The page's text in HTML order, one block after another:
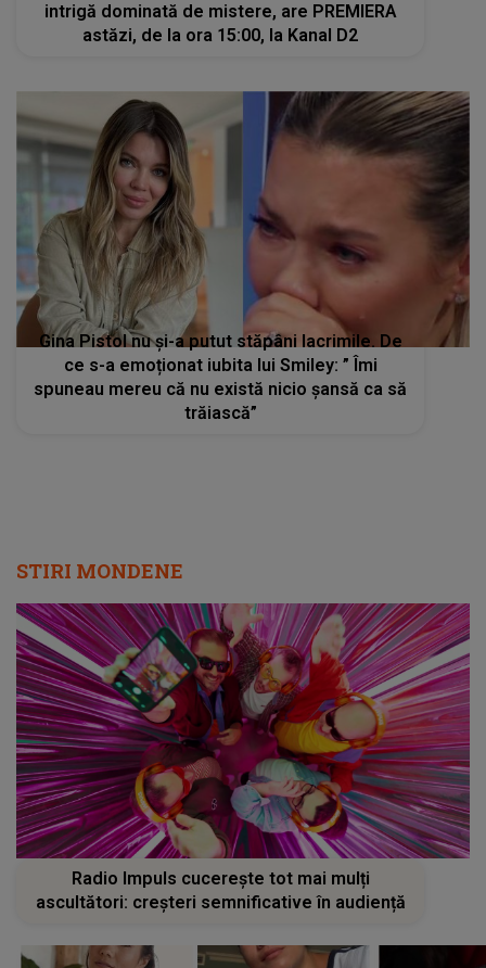
intrigă dominată de mistere, are PREMIERA
astăzi, de la ora 15:00, la Kanal D2
Gina Pistol nu și-a putut stăpâni lacrimile. De
ce s-a emoționat iubita lui Smiley: ” Îmi
spuneau mereu că nu există nicio șansă ca să
trăiască”
STIRI MONDENE
Radio Impuls cucerește tot mai mulți
ascultători: creșteri semnificative în audiență